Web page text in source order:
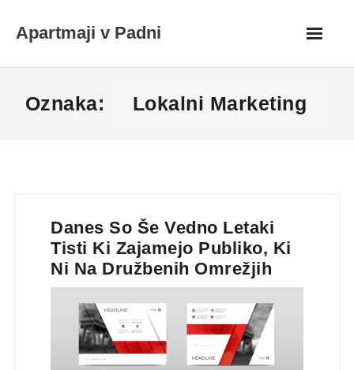
Apartmaji v Padni
Oznaka: Lokalni Marketing
Danes So Še Vedno Letaki
Tisti Ki Zajamejo Publiko, Ki
Ni Na Družbenih Omrežjih